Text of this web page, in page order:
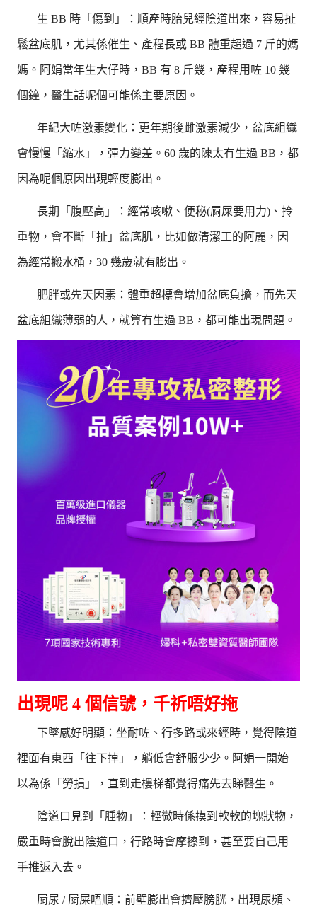
生 BB 時「傷到」：順產時胎兒經陰道出來，容易扯
鬆盆底肌，尤其係催生、產程長或 BB 體重超過 7 斤的媽
媽。阿娟當年生大仔時，BB 有 8 斤幾，產程用咗 10 幾
個鐘，醫生話呢個可能係主要原因。
年紀大咗激素變化：更年期後雌激素減少，盆底組織
會慢慢「縮水」，彈力變差。60 歲的陳太冇生過 BB，都
因為呢個原因出現輕度膨出。
長期「腹壓高」：經常咳嗽、便秘(屙屎要用力)、拎
重物，會不斷「扯」盆底肌，比如做清潔工的阿麗，因
為經常搬水桶，30 幾歲就有膨出。
肥胖或先天因素：體重超標會增加盆底負擔，而先天
盆底組織薄弱的人，就算冇生過 BB，都可能出現問題。
出現呢 4 個信號，千祈唔好拖
下墜感好明顯：坐耐咗、行多路或來經時，覺得陰道
裡面有東西「往下掉」，躺低會舒服少少。阿娟一開始
以為係「勞損」，直到走樓梯都覺得痛先去睇醫生。
陰道口見到「腫物」：輕微時係摸到軟軟的塊狀物，
嚴重時會脫出陰道口，行路時會摩擦到，甚至要自己用
手推返入去。
屙尿 / 屙屎唔順：前壁膨出會擠壓膀胱，出現尿頻、